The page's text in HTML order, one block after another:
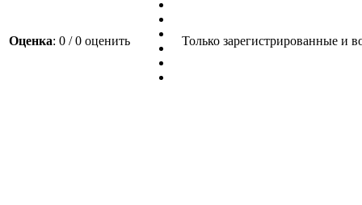
Оценка: 0 / 0 оценить Только зарегистрированные и